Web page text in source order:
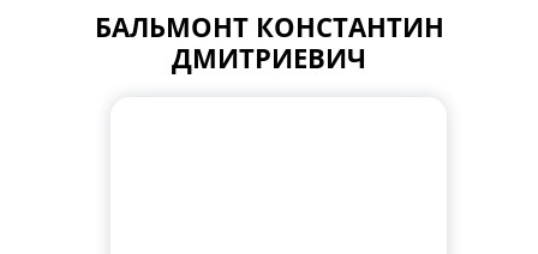
БАЛЬМОНТ КОНСТАНТИН
ДМИТРИЕВИЧ